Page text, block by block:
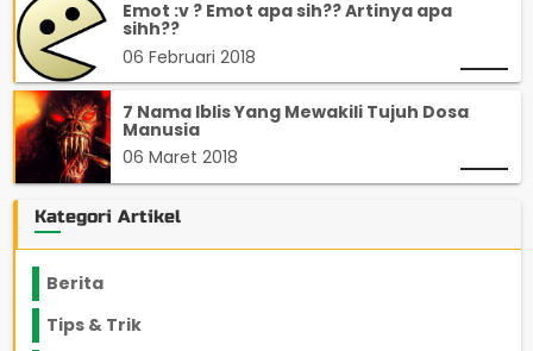
Emot :v ? Emot apa sih?? Artinya apa
sihh??
06 Februari 2018
7 Nama Iblis Yang Mewakili Tujuh Dosa
Manusia
06 Maret 2018
Kategori Artikel
Berita
Tips & Trik